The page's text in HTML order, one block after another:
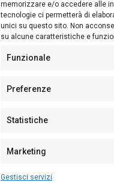
memorizzare e/o accedere alle
tecnologie ci permetterà di
unici su questo sito. Non
su alcune caratteristiche e
Funzionale
Preferenze
Statistiche
Marketing
Gestisci servizi
Editore:Giampaolo
Sede:
N° di iscrizione al ROC:
N° 128/2020 del 10/
Per la Pubblicità: